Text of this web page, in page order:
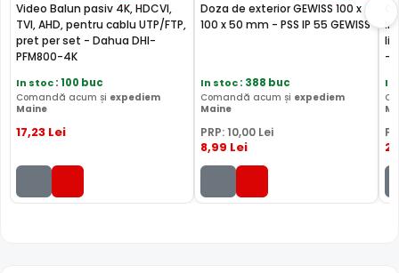
Video Balun pasiv 4K, HDCVI,
TVI, AHD, pentru cablu UTP/FTP,
pret per set - Dahua DHI-
PFM800-4K
In stoc: 100 buc
Comandă acum și expediem
Maine
17,23 Lei
Doza de exterior GEWISS 100 x
100 x 50 mm - PSS IP 55 GEWISS
In stoc: 388 buc
Comandă acum și expediem
Maine
PRP: 10,00 Lei
8,99 Lei
-
In
2